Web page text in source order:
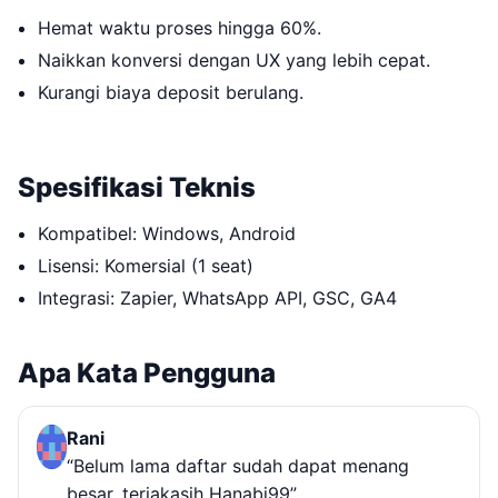
Hemat waktu proses hingga 60%.
Naikkan konversi dengan UX yang lebih cepat.
Kurangi biaya deposit berulang.
Spesifikasi Teknis
Kompatibel: Windows, Android
Lisensi: Komersial (1 seat)
Integrasi: Zapier, WhatsApp API, GSC, GA4
Apa Kata Pengguna
Rani
“Belum lama daftar sudah dapat menang
besar, teriakasih Hanabi99”